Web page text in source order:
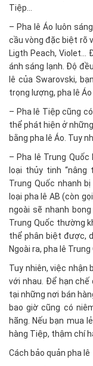
Tiệp…
– Pha lê Áo luôn
cầu vòng đặc biệt rõ
Ligth Peach, Violet…
ánh sáng lạnh. Độ
lê của Swarovski,
trọng lượng, pha lê
– Pha lê Tiệp cũng
thể phát hiện ở
bằng pha lê Áo. Tuy
– Pha lê Trung
loại thủy tinh “nâng
Trung Quốc nhanh
loại pha lê AB (còn
ngoài sẽ nhanh
Trung Quốc thường
thể phân biệt được,
Ngoài ra, pha lê
Tuy nhiên, việc nhận
với nhau. Để hạn chế
tại những nơi bán
bao giờ cũng có
hãng. Nếu bạn mua
hàng Tiệp, thậm chí
Cách bảo quản pha lê